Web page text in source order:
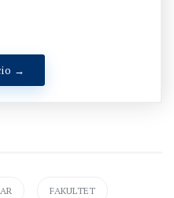
→
FAKULTET